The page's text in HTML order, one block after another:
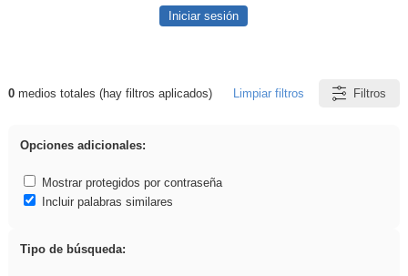
Iniciar sesión
Resultados de: EducaMadrid
0medios totales (hay filtros aplicados) Limpiar filtros Filtros
Opciones adicionales:
Mostrar protegidos por contraseña
Incluir palabras similares
Tipo de búsqueda: